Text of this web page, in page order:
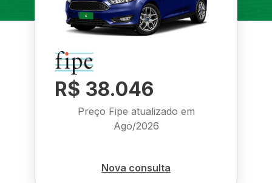
R$ 38.046
Preço Fipe atualizado em
Ago/2026
Nova consulta